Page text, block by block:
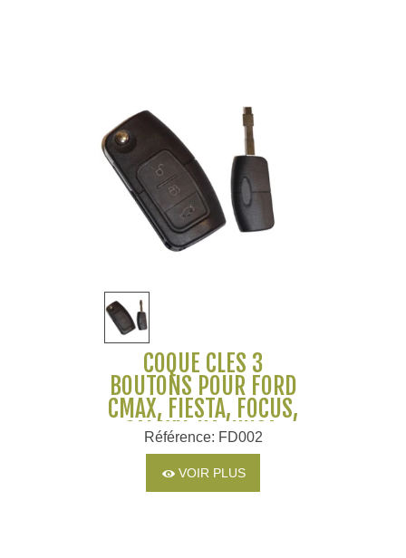
COQUE CLÉS 3
BOUTONS POUR FORD
CMAX, FIESTA, FOCUS,
GALAXY, KA, KUGA,
MONDEO, S-MAX,
TRANSIT
Référence: FD002
VOIR PLUS